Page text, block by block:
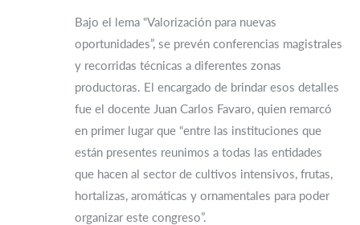
Bajo el lema “Valorización para nuevas
oportunidades”, se prevén conferencias magistrales
y recorridas técnicas a diferentes zonas
productoras. El encargado de brindar esos detalles
fue el docente Juan Carlos Favaro, quien remarcó
en primer lugar que “entre las instituciones que
están presentes reunimos a todas las entidades
que hacen al sector de cultivos intensivos, frutas,
hortalizas, aromáticas y ornamentales para poder
organizar este congreso”.